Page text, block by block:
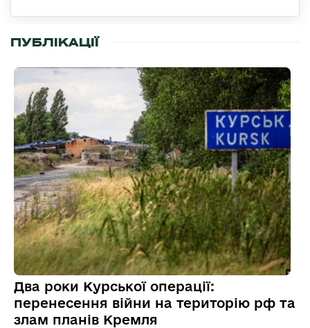
ПУБЛІКАЦІЇ
Два роки Курської операції:
перенесення війни на територію рф та
злам планів Кремля